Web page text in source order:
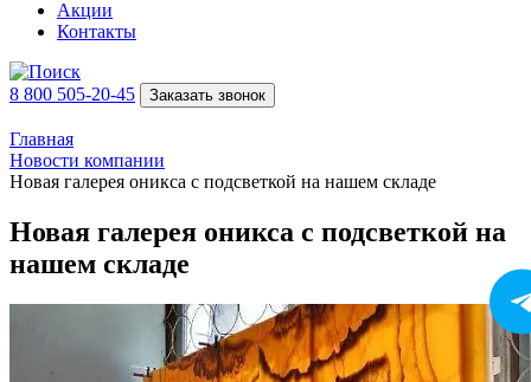
Акции
Контакты
8 800 505-20-45 Заказать звонок
Главная
Новости компании
Новая галерея оникса с подсветкой на нашем складе
Новая галерея оникса с подсветкой на
нашем складе